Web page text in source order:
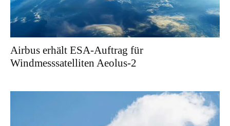
Airbus erhält ESA-Auftrag für
Windmesssatelliten Aeolus-2